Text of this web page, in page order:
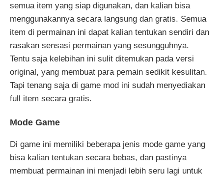
semua item yang siap digunakan, dan kalian bisa
menggunakannya secara langsung dan gratis. Semua
item di permainan ini dapat kalian tentukan sendiri dan
rasakan sensasi permainan yang sesungguhnya.
Tentu saja kelebihan ini sulit ditemukan pada versi
original, yang membuat para pemain sedikit kesulitan.
Tapi tenang saja di game mod ini sudah menyediakan
full item secara gratis.
Mode Game
Di game ini memiliki beberapa jenis mode game yang
bisa kalian tentukan secara bebas, dan pastinya
membuat permainan ini menjadi lebih seru lagi untuk